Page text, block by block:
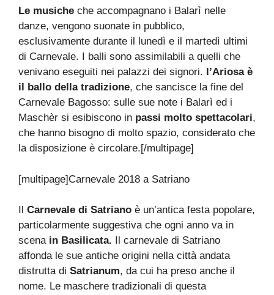
Le musiche che accompagnano i Balarì nelle
danze, vengono suonate in pubblico,
esclusivamente durante il lunedì e il martedì ultimi
di Carnevale. I balli sono assimilabili a quelli che
venivano eseguiti nei palazzi dei signori.
l’Ariosa è
il ballo della tradizione, che sancisce la fine del
Carnevale Bagosso: sulle sue note i Balarì ed i
Maschèr si esibiscono in passi molto spettacolari,
che hanno bisogno di molto spazio, considerato che
la disposizione è circolare.[/multipage]
[multipage]Carnevale 2018 a Satriano
Carnevale di Satriano è un’antica festa popolare,
particolarmente suggestiva che ogni anno va in
scena in Basilicata. Il carnevale di Satriano
affonda le sue antiche origini nella città andata
distrutta di Satrianum, da cui ha preso anche il
nome. Le maschere tradizionali di questa